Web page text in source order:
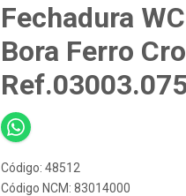
Fechadura
Bora Ferro
Código: 48512
Código NCM: 83014000